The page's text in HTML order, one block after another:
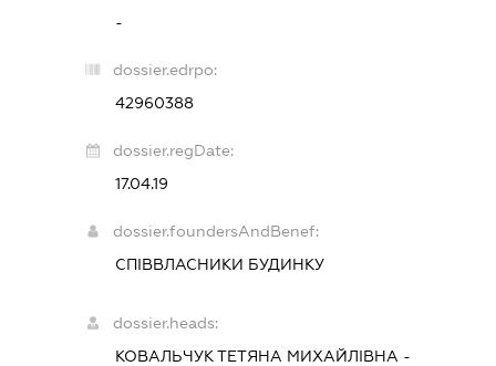
-
dossier.edrpo:
42960388
dossier.regDate:
17.04.19
dossier.foundersAndBenef:
СПІВВЛАСНИКИ БУДИНКУ
dossier.heads:
КОВАЛЬЧУК ТЕТЯНА МИХАЙЛІВНА -